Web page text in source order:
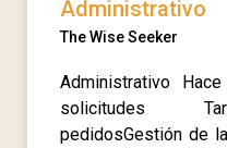
Administrativo
The Wise Seeker
Administrativo
solicitudes
pedidosGestión de